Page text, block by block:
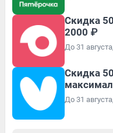
Скидка
2000 ₽
До 31
Скидка
До 31